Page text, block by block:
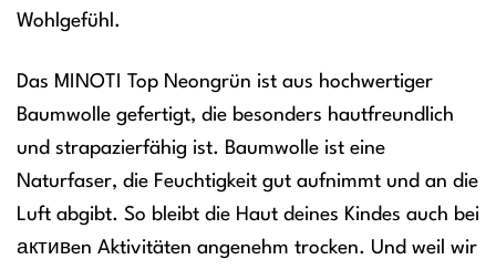
Wohlgefühl.
Das MINOTI Top Neongrün ist aus hochwertiger
Baumwolle gefertigt, die besonders hautfreundlich
und strapazierfähig ist. Baumwolle ist eine
Naturfaser, die Feuchtigkeit gut aufnimmt und an die
Luft abgibt. So bleibt die Haut deines Kindes auch bei
активen Aktivitäten angenehm trocken. Und weil wir